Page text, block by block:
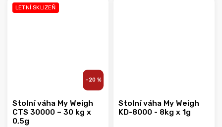
LETNÍ SKLIZEŇ
–20 %
Stolní váha My Weigh
CTS 30000 – 30 kg x
0,5g
Stolní váha My Weigh
KD-8000 - 8kg x 1g